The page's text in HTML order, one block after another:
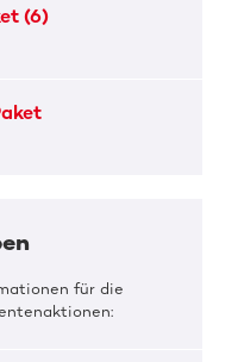
(6)
für die